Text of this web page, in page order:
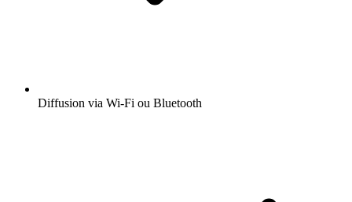
Diffusion via Wi-Fi ou Bluetooth